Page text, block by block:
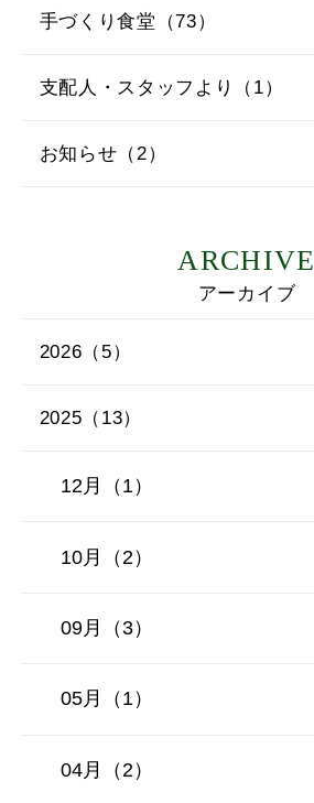
手づくり食堂（73）
支配人・スタッフより（1）
お知らせ（2）
ARCHIVE
アーカイブ
2026（5）
2025（13）
12月（1）
10月（2）
09月（3）
05月（1）
04月（2）